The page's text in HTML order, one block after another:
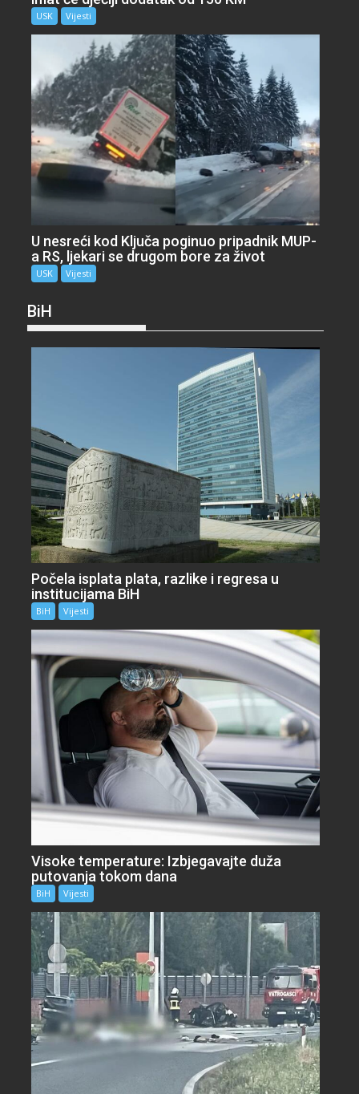
USK Vijesti
U nesreći kod Ključa poginuo pripadnik MUP-
a RS, ljekari se drugom bore za život
USK Vijesti
BiH
Počela isplata plata, razlike i regresa u
institucijama BiH
BiH Vijesti
Visoke temperature: Izbjegavajte duža
putovanja tokom dana
BiH Vijesti